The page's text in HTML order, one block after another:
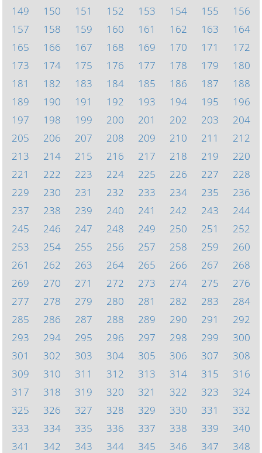
149
150 151 152 153 154 155
156
157
158 159 160 161 162 163
164
165
166 167 168 169 170 171
172
173
174 175 176 177 178 179
180
181
182 183 184 185 186 187
188
189
190 191 192 193 194 195
196
197
198 199 200 201 202 203
204
205
206 207 208 209 210 211
212
213
214 215 216 217 218 219
220
221
222 223 224 225 226 227
228
229
230 231 232 233 234 235
236
237
238 239 240 241 242 243
244
245
246 247 248 249 250 251
252
253
254 255 256 257 258 259
260
261
262 263 264 265 266 267
268
269
270 271 272 273 274 275
276
277
278 279 280 281 282 283
284
285
286 287 288 289 290 291
292
293
294 295 296 297 298 299
300
301
302 303 304 305 306 307
308
309
310 311 312 313 314 315
316
317
318 319 320 321 322 323
324
325
326 327 328 329 330 331
332
333
334 335 336 337 338 339
340
341
342 343 344 345 346 347 348